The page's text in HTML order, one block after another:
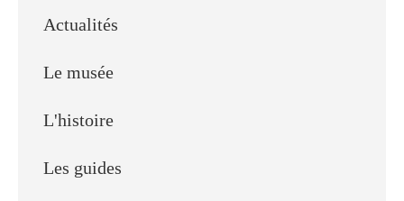
Actualités
Le musée
L'histoire
Les guides